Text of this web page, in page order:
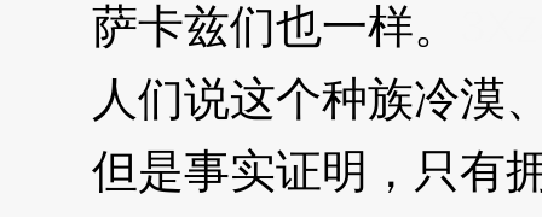
萨卡兹们也一样。
人们说这个种族冷漠
但是事实证明，只有拥